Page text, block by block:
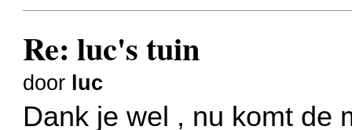
Re: luc's tuin
door luc
Dank je wel , nu komt de